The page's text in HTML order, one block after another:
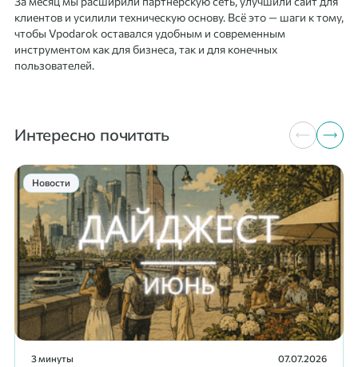
клиентов и усилили техническую основу. Всё это — шаги к тому,
чтобы Vpodarok оставался удобным и современным
инструментом как для бизнеса, так и для конечных
пользователей.
Интересно почитать
3 минуты 07.07.2026
Новости